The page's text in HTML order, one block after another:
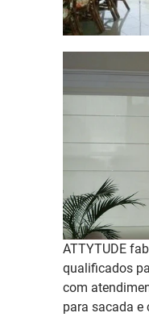
ATTYTUDE
qualificados
com
para sacada e